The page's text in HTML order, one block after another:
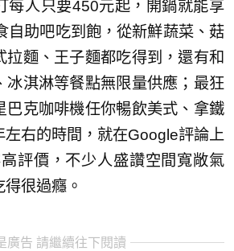
每人只要450元起，開鍋就能享
自助吧吃到飽，從新鮮蔬菜、菇
拉麵、王子麵都吃得到，還有和
冰淇淋等餐點無限量供應；最狂
巴克咖啡機任你暢飲美式、拿鐵
左右的時間，就在Google評論上
評價，不少人盛讚空間寬敞氣
很過癮。
廣告 請繼續往下閱讀